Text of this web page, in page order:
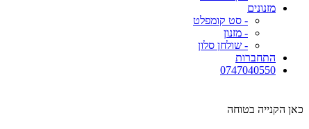
מזנונים
- סט קומפלט
- מזנון
- שולחן סלון
התחברות
0747040550
כאן הקנייה בטוחה